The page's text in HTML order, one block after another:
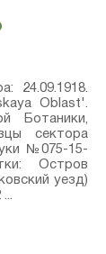
24.09.1918.
Oblast'.
Ботаники,
сектора
№075-15-
Остров
уезд)